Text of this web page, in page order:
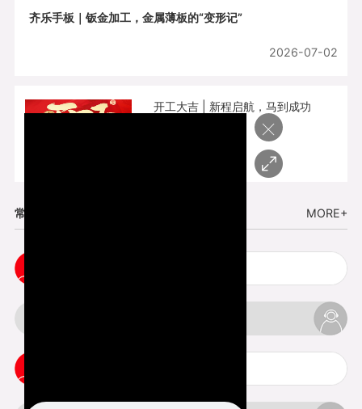
齐乐手板｜钣金加工，金属薄板的“变形记”
2026-07-02
开工大吉 | 新程启航，马到成功
常见问题 MORE+
×